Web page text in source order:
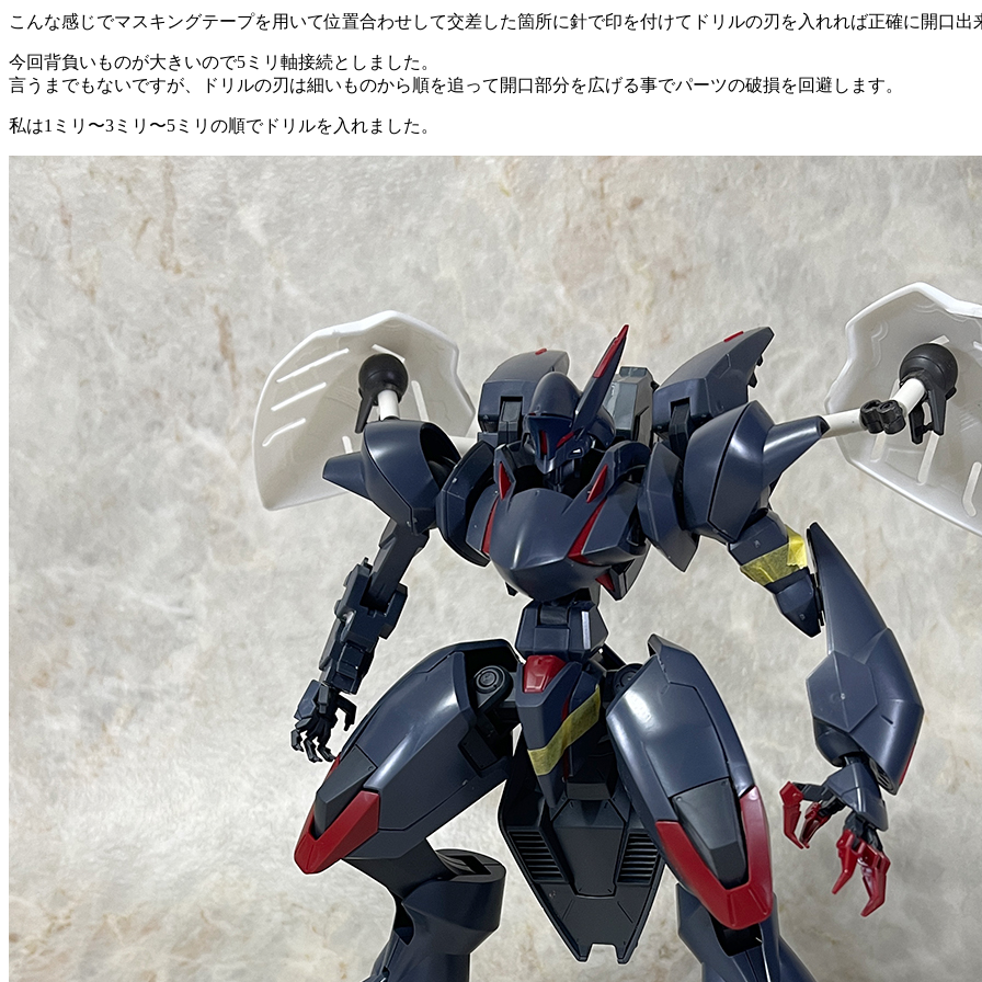
こんな感じでマスキングテープを用いて位置合わせして交差した箇所に針で印を付けてドリルの刃を入れれば正確に開口出
今回背負いものが大きいので5ミリ軸接続としました。
言うまでもないですが、ドリルの刃は細いものから順を追って開口部分を広げる事でパーツの破損を回避します。
私は1ミリ〜3ミリ〜5ミリの順でドリルを入れました。